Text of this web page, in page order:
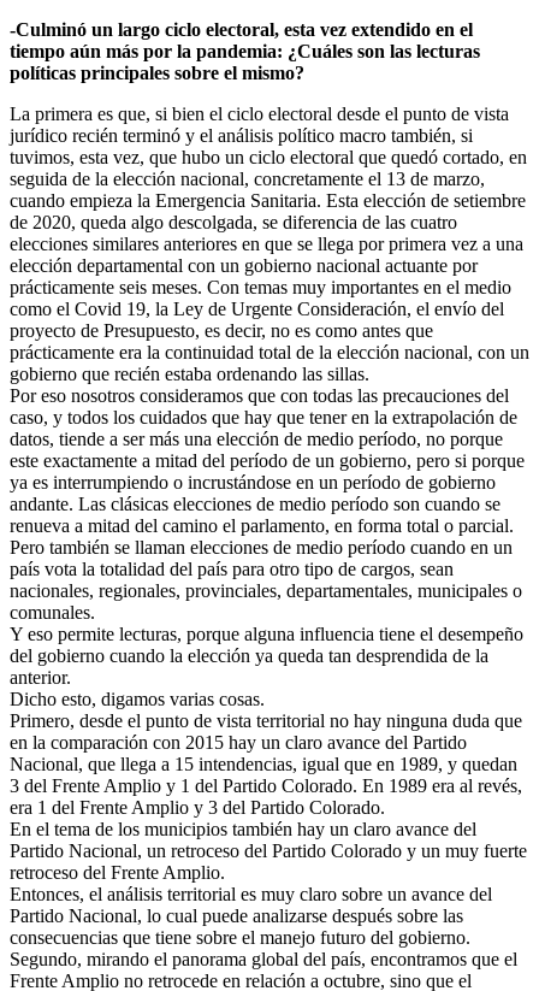
-Culminó un largo ciclo electoral, esta vez extendido en el
tiempo aún más por la pandemia: ¿Cuáles son las lecturas
políticas principales sobre el mismo?
La primera es que, si bien el ciclo electoral desde el punto de vista
jurídico recién terminó y el análisis político macro también, si
tuvimos, esta vez, que hubo un ciclo electoral que quedó cortado, en
seguida de la elección nacional, concretamente el 13 de marzo,
cuando empieza la Emergencia Sanitaria. Esta elección de setiembre
de 2020, queda algo descolgada, se diferencia de las cuatro
elecciones similares anteriores en que se llega por primera vez a una
elección departamental con un gobierno nacional actuante por
prácticamente seis meses. Con temas muy importantes en el medio
como el Covid 19, la Ley de Urgente Consideración, el envío del
proyecto de Presupuesto, es decir, no es como antes que
prácticamente era la continuidad total de la elección nacional, con un
gobierno que recién estaba ordenando las sillas.
Por eso nosotros consideramos que con todas las precauciones del
caso, y todos los cuidados que hay que tener en la extrapolación de
datos, tiende a ser más una elección de medio período, no porque
este exactamente a mitad del período de un gobierno, pero si porque
ya es interrumpiendo o incrustándose en un período de gobierno
andante. Las clásicas elecciones de medio período son cuando se
renueva a mitad del camino el parlamento, en forma total o parcial.
Pero también se llaman elecciones de medio período cuando en un
país vota la totalidad del país para otro tipo de cargos, sean
nacionales, regionales, provinciales, departamentales, municipales o
comunales.
Y eso permite lecturas, porque alguna influencia tiene el desempeño
del gobierno cuando la elección ya queda tan desprendida de la
anterior.
Dicho esto, digamos varias cosas.
Primero, desde el punto de vista territorial no hay ninguna duda que
en la comparación con 2015 hay un claro avance del Partido
Nacional, que llega a 15 intendencias, igual que en 1989, y quedan
3 del Frente Amplio y 1 del Partido Colorado. En 1989 era al revés,
era 1 del Frente Amplio y 3 del Partido Colorado.
En el tema de los municipios también hay un claro avance del
Partido Nacional, un retroceso del Partido Colorado y un muy fuerte
retroceso del Frente Amplio.
Entonces, el análisis territorial es muy claro sobre un avance del
Partido Nacional, lo cual puede analizarse después sobre las
consecuencias que tiene sobre el manejo futuro del gobierno.
Segundo, mirando el panorama global del país, encontramos que el
Frente Amplio no retrocede en relación a octubre, sino que el